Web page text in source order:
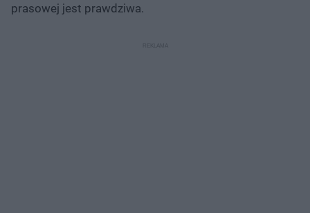
prasowej jest prawdziwa.